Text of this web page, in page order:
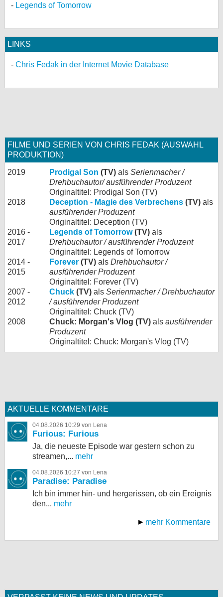
Legends of Tomorrow
LINKS
Chris Fedak in der Internet Movie Database
FILME UND SERIEN VON CHRIS FEDAK (AUSWAHL
PRODUKTION)
2019 Prodigal Son (TV) als Serienmacher /
Drehbuchautor/ ausführender Produzent
Originaltitel: Prodigal Son (TV)
2018
Deception - Magie des Verbrechens (TV) als
ausführender Produzent
Originaltitel: Deception (TV)
2016 -
2017
Legends of Tomorrow(TV) als
Drehbuchautor / ausführender Produzent
Originaltitel: Legends of Tomorrow
2014 -
2015
Forever (TV) als Drehbuchautor /
ausführender Produzent
Originaltitel: Forever (TV)
2007 -
2012
Chuck (TV) als Serienmacher / Drehbuchautor
/ ausführender Produzent
Originaltitel: Chuck (TV)
2008
Chuck: Morgan's Vlog (TV) als ausführender
Produzent
Originaltitel: Chuck: Morgan's Vlog (TV)
AKTUELLE KOMMENTARE
04.08.2026 10:29 von Lena
Furious: Furious
Ja, die neueste Episode war gestern schon zu
streamen,... mehr
04.08.2026 10:27 von Lena
Paradise: Paradise
Ich bin immer hin- und hergerissen, ob ein Ereignis
den... mehr
mehr Kommentare